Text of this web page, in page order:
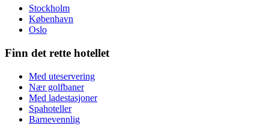
Stockholm
København
Oslo
Finn det rette hotellet
Med uteservering
Nær golfbaner
Med ladestasjoner
Spahoteller
Barnevennlig